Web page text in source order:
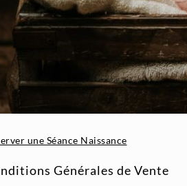
une Séance Naissance
Générales de Vente